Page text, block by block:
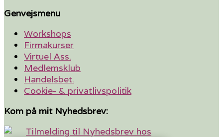
Genvejsmenu
Workshops
Firmakurser
Virtuel Ass.
Medlemsklub
Handelsbet.
Cookie- & privatlivspolitik
Kom på mit Nyhedsbrev: